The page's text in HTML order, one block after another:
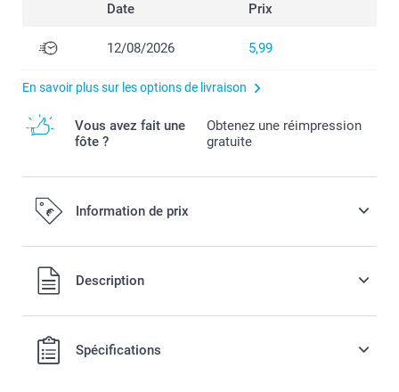
Date Prix
12/08/2026 5,99
En savoir plus sur les options de livraison
Vous avez fait une
fôte ?
Obtenez une réimpression
gratuite
Information de prix
Tous les prix sont en EURO (€), TVA incluse et hors frais de
port.
Description
Spécifications